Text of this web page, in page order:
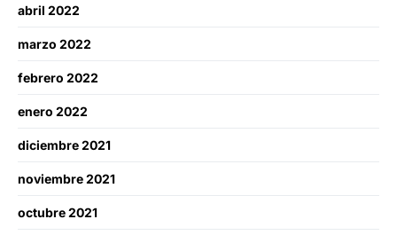
abril 2022
marzo 2022
febrero 2022
enero 2022
diciembre 2021
noviembre 2021
octubre 2021